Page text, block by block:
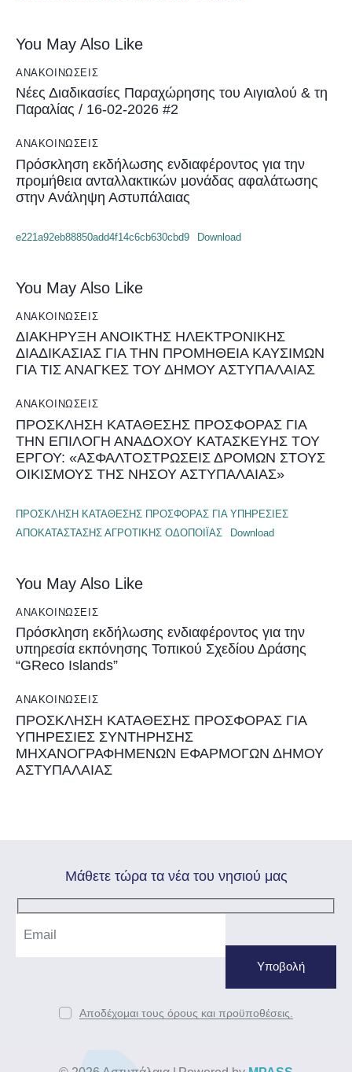
You May Also Like
ΑΝΑΚΟΙΝΏΣΕΙΣ
Νέες Διαδικασίες Παραχώρησης του Αιγιαλού & τη
Παραλίας / 16-02-2026 #2
ΑΝΑΚΟΙΝΏΣΕΙΣ
Πρόσκληση εκδήλωσης ενδιαφέροντος για την
προμήθεια ανταλλακτικών μονάδας αφαλάτωσης
στην Ανάληψη Αστυπάλαιας
e221a92eb88850add4f14c6cb630cbd9 Download
You May Also Like
ΑΝΑΚΟΙΝΏΣΕΙΣ
ΔΙΑΚΗΡΥΞΗ ΑΝΟΙΚΤΗΣ ΗΛΕΚΤΡΟΝΙΚΗΣ
ΔΙΑΔΙΚΑΣΙΑΣ ΓΙΑ ΤΗΝ ΠΡΟΜΗΘΕΙΑ ΚΑΥΣΙΜΩΝ
ΓΙΑ ΤΙΣ ΑΝΑΓΚΕΣ ΤΟΥ ΔΗΜΟΥ ΑΣΤΥΠΑΛΑΙΑΣ
ΑΝΑΚΟΙΝΏΣΕΙΣ
ΠΡΟΣΚΛΗΣΗ ΚΑΤΑΘΕΣΗΣ ΠΡΟΣΦΟΡΑΣ ΓΙΑ
ΤΗΝ ΕΠΙΛΟΓΗ ΑΝΑΔΟΧΟΥ ΚΑΤΑΣΚΕΥΗΣ ΤΟΥ
ΕΡΓΟΥ: «ΑΣΦΑΛΤΟΣΤΡΩΣΕΙΣ ΔΡΟΜΩΝ ΣΤΟΥΣ
ΟΙΚΙΣΜΟΥΣ ΤΗΣ ΝΗΣΟΥ ΑΣΤΥΠΑΛΑΙΑΣ»
ΠΡΟΣΚΛΗΣΗ ΚΑΤΑΘΕΣΗΣ ΠΡΟΣΦΟΡΑΣ ΓΙΑ ΥΠΗΡΕΣΙΕΣ
ΑΠΟΚΑΤΑΣΤΑΣΗΣ ΑΓΡΟΤΙΚΗΣ ΟΔΟΠΟΙΪΑΣ
Download
You May Also Like
ΑΝΑΚΟΙΝΏΣΕΙΣ
Πρόσκληση εκδήλωσης ενδιαφέροντος για την
υπηρεσία εκπόνησης Τοπικού Σχεδίου Δράσης
“GReco Islands”
ΑΝΑΚΟΙΝΏΣΕΙΣ
ΠΡΟΣΚΛΗΣΗ ΚΑΤΑΘΕΣΗΣ ΠΡΟΣΦΟΡΑΣ ΓΙΑ
ΥΠΗΡΕΣΙΕΣ ΣΥΝΤΗΡΗΣΗΣ
ΜΗΧΑΝΟΓΡΑΦΗΜΕΝΩΝ ΕΦΑΡΜΟΓΩΝ ΔΗΜΟΥ
ΑΣΤΥΠΑΛΑΙΑΣ
Mάθετε τώρα τα νέα του νησιού μας
Αποδέχομαι τους όρους και προϋποθέσεις.